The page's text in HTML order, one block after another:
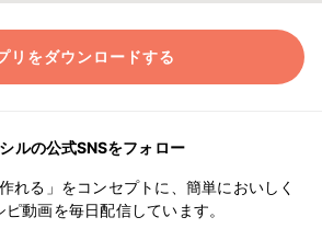
リをダウンロードする
ルの公式SNSをフォロー
れる」をコンセプトに、簡単においしく
動画を毎日配信しています。